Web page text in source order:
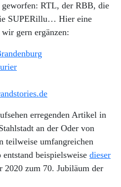
geworfen: RTL, der RBB, die
SUPERillu… Hier eine
gern ergänzen:
erregenden Artikel in
an der Oder von
teilweise umfangreichen
beispielsweise dieser
2020 zum 70. Jubiläum der